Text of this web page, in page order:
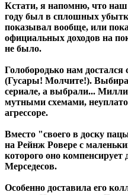
Кстати, я напомню, что
году был в сплошных
показывал вообще, или
официальных доходов на
не было.
Голобородько нам достался
(Гусары! Молчите!).
сериале, а выбрали...
мутными схемами,
агрессоре.
Вместо "своего в доску
на Рейнж Ровере с
которого оно
Мерседесов.
Особенно доставила его